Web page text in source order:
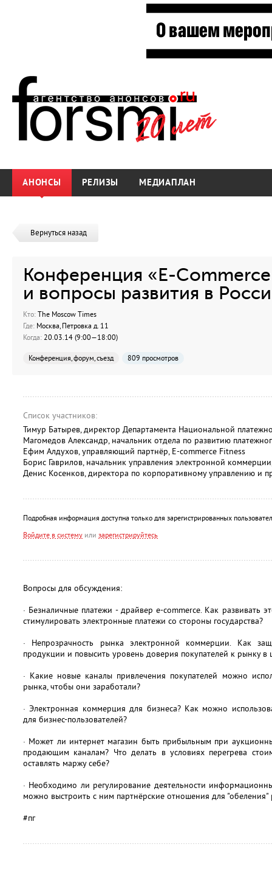
АНОНСЫ РЕЛИЗЫ МЕДИАПЛАН
Вернуться назад
Конференция «Е-
и вопросы развития в
Кто: The Moscow Times
Где: Москва, Петровка д. 11
Когда: 20.03.14 (9:00—18:00)
Конференция, форум, съезд 809 просмотров
Список участников:
Тимур Батырев, директор Департамента Национальной
Магомедов Александр, начальник отдела по развитию
Ефим Алдухов, управляющий партнёр, E-commerce Fitness
Борис Гаврилов, начальник управления электронной
Денис Косенков, директора по корпоративному управлению и
Подробная информация доступна только для зарегистрированных
Войдите в систему или зарегистрируйтесь
Вопросы для обсуждения:
· Безналичные платежи - драйвер e-commerce. Как развивать
стимулировать электронные платежи со стороны государства?
· Непрозрачность рынка электронной коммерции. Как
продукции и повысить уровень доверия покупателей к рынку в
· Какие новые каналы привлечения покупателей можно
рынка, чтобы они заработали?
· Электронная коммерция для бизнеса? Как можно
для бизнес-пользователей?
· Может ли интернет магазин быть прибыльным при
продающим каналам? Что делать в условиях перегрева
оставлять маржу себе?
· Необходимо ли регулирование деятельности
можно выстроить с ним партнёрские отношения для
#пг